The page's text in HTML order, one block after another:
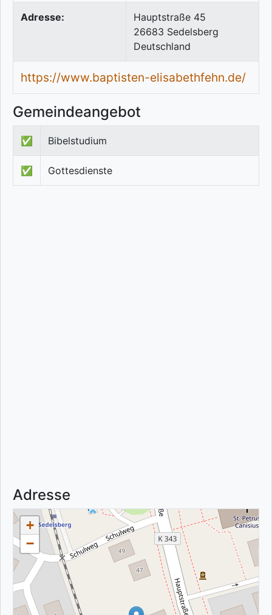
Adresse:
Hauptstraße 45
26683 Sedelsberg
Deutschland
https://www.baptisten-elisabethfehn.de/
Gemeindeangebot
✅ Bibelstudium
✅ Gottesdienste
Adresse
+
−